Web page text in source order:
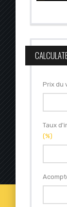
Prix du
Taux
(%)